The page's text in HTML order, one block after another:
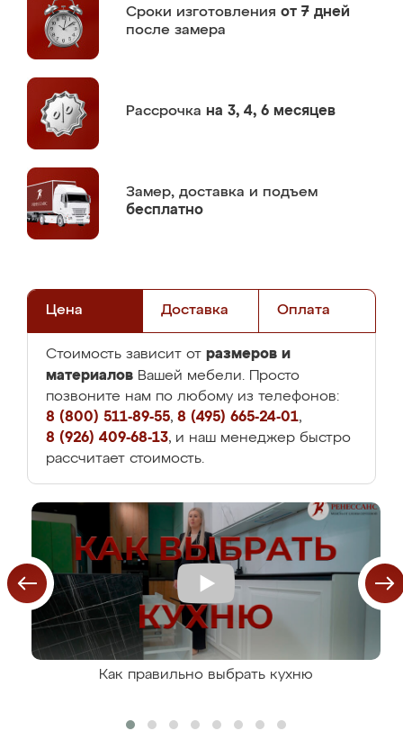
Сроки изготовления от 7 дней
после замера
Рассрочка на 3, 4, 6 месяцев
Замер, доставка и подъем
бесплатно
Цена Доставка Оплата
Стоимость зависит от размеров и
материалов Вашей мебели. Просто
позвоните нам по любому из телефонов:
8 (800) 511-89-55, 8 (495) 665-24-01,
8 (926) 409-68-13, и наш менеджер быстро
рассчитает стоимость.
Как правильно выбрать кухню